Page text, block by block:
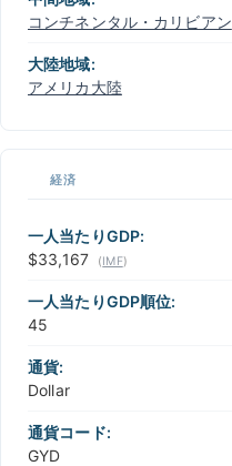
コンチネンタル・カリビアン
大陸地域:
アメリカ大陸
経済
一人当たりGDP:
$33,167
(IMF)
一人当たりGDP順位:
45
通貨:
Dollar
通貨コード:
GYD